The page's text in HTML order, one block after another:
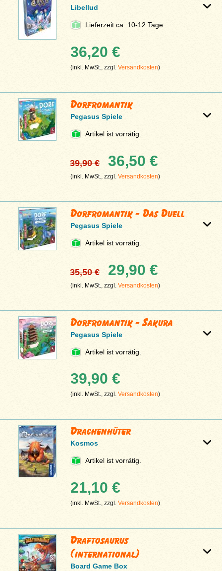
Libellud
Lieferzeit ca. 10-12 Tage.
36,20 €
(inkl. MwSt., zzgl.Versandkosten)
Dorfromantik
Pegasus Spiele
Artikel ist vorrätig.
39,90 € 36,50 €
(inkl. MwSt., zzgl.Versandkosten)
Dorfromantik - Das Duell
Pegasus Spiele
Artikel ist vorrätig.
35,50 € 29,90 €
(inkl. MwSt., zzgl.Versandkosten)
Dorfromantik - Sakura
Pegasus Spiele
Artikel ist vorrätig.
39,90 €
(inkl. MwSt., zzgl.Versandkosten)
Drachenhüter
Kosmos
Artikel ist vorrätig.
21,10 €
(inkl. MwSt., zzgl.Versandkosten)
Draftosaurus
(international)
Board Game Box